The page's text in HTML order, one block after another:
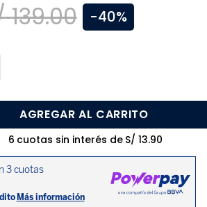
139.00 -40%
AGREGAR AL CARRITO
6 cuotas sin interés de S/ 13.90